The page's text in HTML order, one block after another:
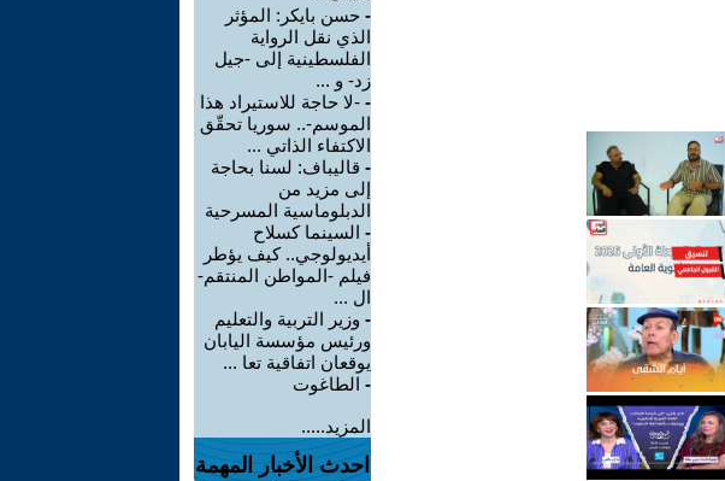
- حسن بايكر: المؤثر
الذي نقل الرواية
الفلسطينية إلى -جيل
زد- و ...
- -لا حاجة للاستيراد هذا
الموسم-.. سوريا تحقّق
الاكتفاء الذاتي ...
- قاليباف: لسنا بحاجة
إلى مزيد من
الدبلوماسية المسرحية
- السينما كسلاح
أيديولوجي.. كيف يؤطر
فيلم -المواطن المنتقم-
ال ...
- وزير التربية والتعليم
ورئيس مؤسسة اليابان
يوقعان اتفاقية تعا ...
- الطاغوت
المزيد.....
احدث الأخبار المهمة